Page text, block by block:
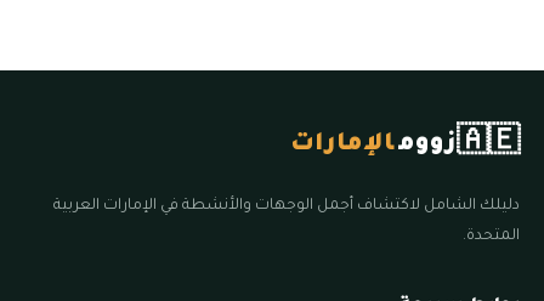
في الإمارات العربية